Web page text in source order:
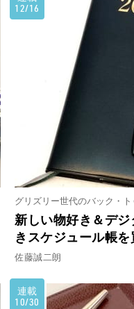
12/16
グリズリー世代のバック・
新しい物好き＆デ
きスケジュール帳
佐藤誠二朗
連載
10/30